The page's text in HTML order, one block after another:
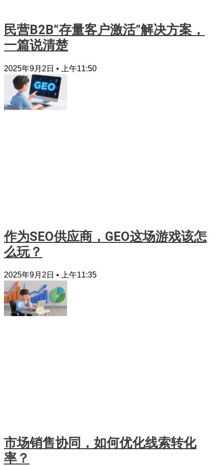
民营B2B“存量客户激活”解决方案，
一篇说清楚
2025年9月2日 上午11:50
作为SEO供应商，GEO这场游戏该怎
么玩？
2025年9月2日 上午11:35
市场销售协同，如何优化线索转化
率？